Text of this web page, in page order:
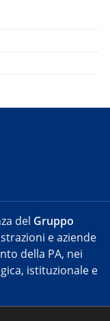
del Gruppo
e aziende
della PA, nei
istituzionale e